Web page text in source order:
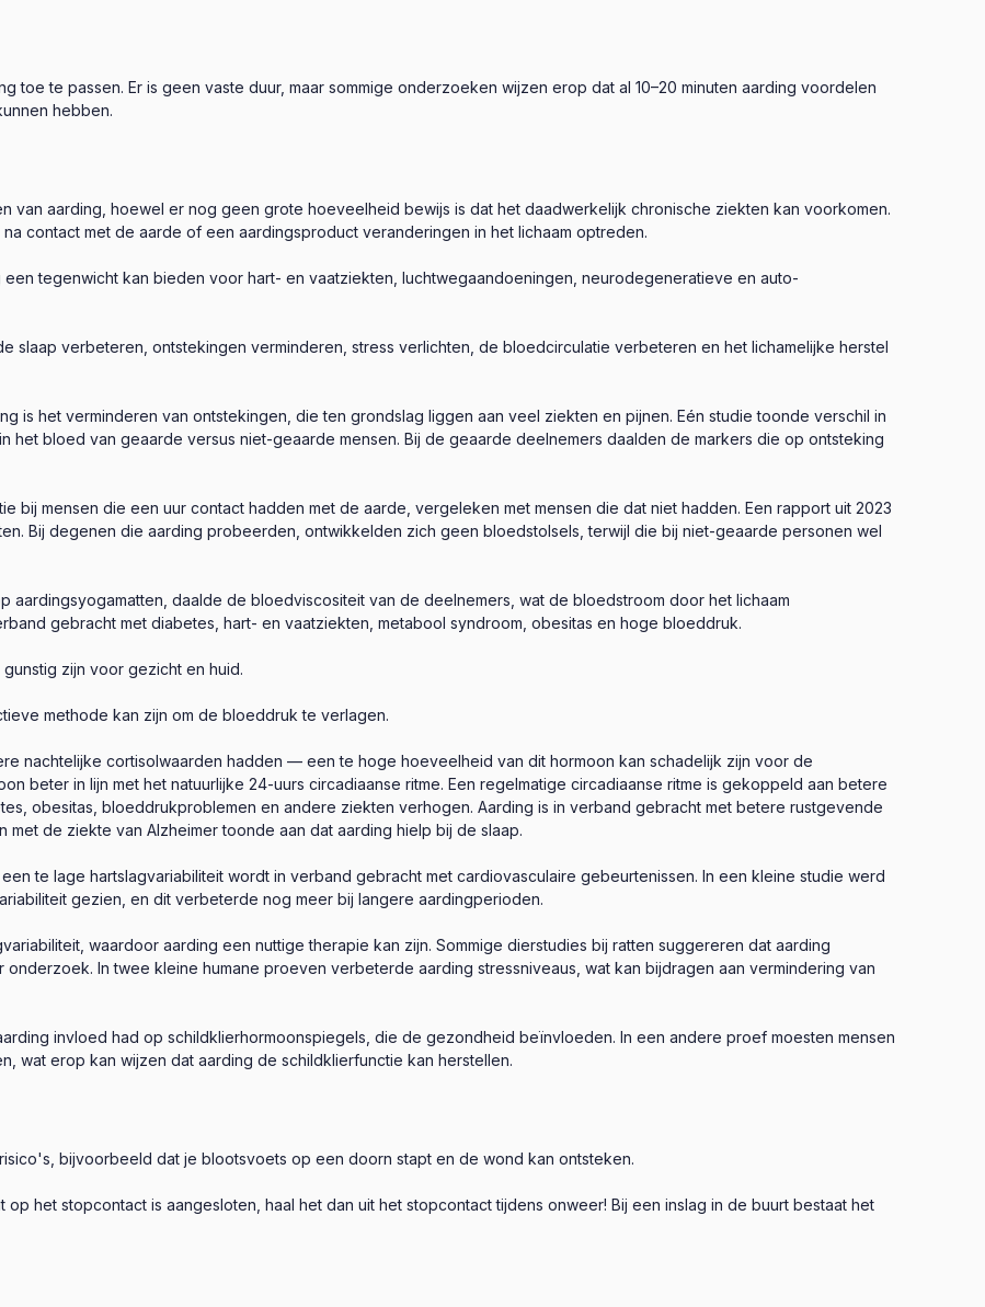
toe te passen. Er is geen vaste duur, maar sommige onderzoeken wijzen erop dat al 10–20 minuten aarding voordelen
hebben.
van aarding, hoewel er nog geen grote hoeveelheid bewijs is dat het daadwerkelijk chronische ziekten kan voorkomen.
contact met de aarde of een aardingsproduct veranderingen in het lichaam optreden.
tegenwicht kan bieden voor hart- en vaatziekten, luchtwegaandoeningen, neurodegeneratieve en auto-
slaap verbeteren, ontstekingen verminderen, stress verlichten, de bloedcirculatie verbeteren en het lichamelijke herstel
is het verminderen van ontstekingen, die ten grondslag liggen aan veel ziekten en pijnen. Eén studie toonde verschil in
het bloed van geaarde versus niet-geaarde mensen. Bij de geaarde deelnemers daalden de markers die op ontsteking
bij mensen die een uur contact hadden met de aarde, vergeleken met mensen die dat niet hadden. Een rapport uit 2023
Bij degenen die aarding probeerden, ontwikkelden zich geen bloedstolsels, terwijl die bij niet-geaarde personen wel
aardingsyogamatten, daalde de bloedviscositeit van de deelnemers, wat de bloedstroom door het lichaam
gebracht met diabetes, hart- en vaatziekten, metabool syndroom, obesitas en hoge bloeddruk.
zijn voor gezicht en huid.
methode kan zijn om de bloeddruk te verlagen.
nachtelijke cortisolwaarden hadden — een te hoge hoeveelheid van dit hormoon kan schadelijk zijn voor de
beter in lijn met het natuurlijke 24-uurs circadiaanse ritme. Een regelmatige circadiaanse ritme is gekoppeld aan betere
obesitas, bloeddrukproblemen en andere ziekten verhogen. Aarding is in verband gebracht met betere rustgevende
met de ziekte van Alzheimer toonde aan dat aarding hielp bij de slaap.
te lage hartslagvariabiliteit wordt in verband gebracht met cardiovasculaire gebeurtenissen. In een kleine studie werd
gezien, en dit verbeterde nog meer bij langere aardingperioden.
waardoor aarding een nuttige therapie kan zijn. Sommige dierstudies bij ratten suggereren dat aarding
onderzoek. In twee kleine humane proeven verbeterde aarding stressniveaus, wat kan bijdragen aan vermindering van
invloed had op schildklierhormoonspiegels, die de gezondheid beïnvloeden. In een andere proef moesten mensen
wat erop kan wijzen dat aarding de schildklierfunctie kan herstellen.
bijvoorbeeld dat je blootsvoets op een doorn stapt en de wond kan ontsteken.
het stopcontact is aangesloten, haal het dan uit het stopcontact tijdens onweer! Bij een inslag in de buurt bestaat het